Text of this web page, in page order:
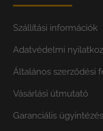
Szállítási információk
Adatvédelmi
Általános szerződési
Vásárlási útmutató
Garanciális ügyintézés